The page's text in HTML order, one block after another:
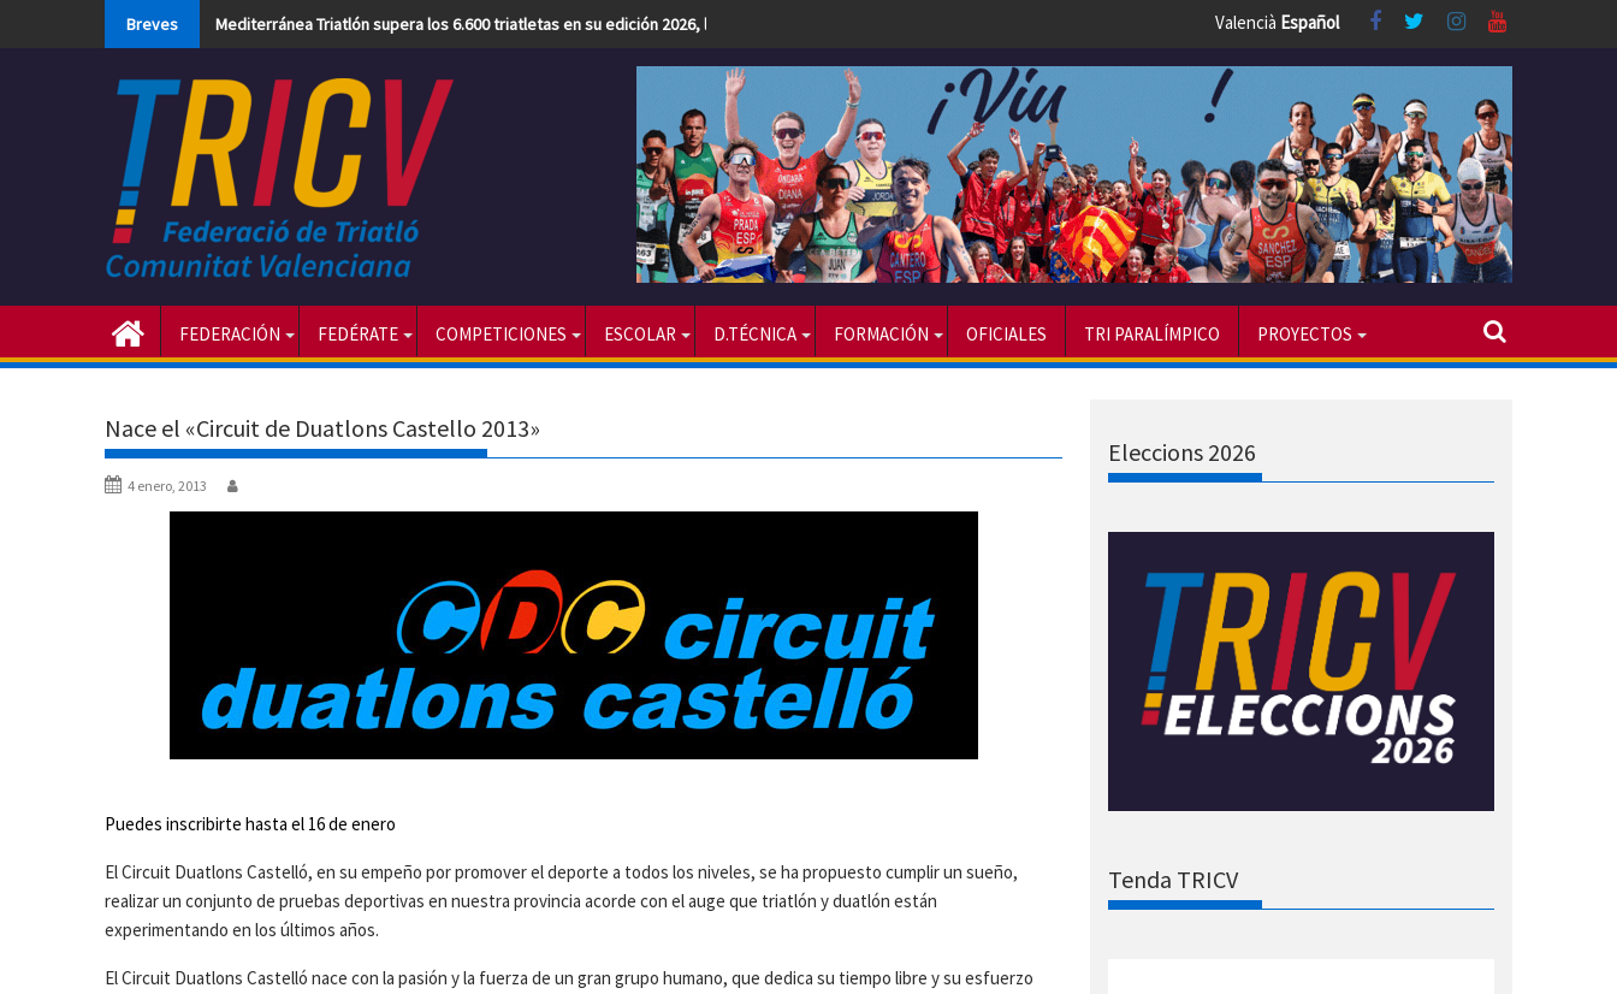
Breves Mediterránea Triatlón supera los 6.600 triatletas en su edición 2026, la más numerosa hasta la fecha Valencià Español
FEDERACIÓN FEDÉRATE COMPETICIONES ESCOLAR D.TÉCNICA FORMACIÓN OFICIALES TRI PARALÍMPICO PROYECTOS
Nace el «Circuit de Duatlons Castello 2013»
4 enero, 2013
Puedes inscribirte hasta el 16 de enero
El Circuit Duatlons Castelló, en su empeño por promover el deporte a todos los niveles, se ha propuesto cumplir un sueño,
realizar un conjunto de pruebas deportivas en nuestra provincia acorde con el auge que triatlón y duatlón están
experimentando en los últimos años.
El Circuit Duatlons Castelló nace con la pasión y la fuerza de un gran grupo humano, que dedica su tiempo libre y su esfuerzo
Eleccions 2026
Tenda TRICV